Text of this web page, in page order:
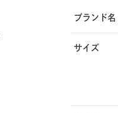
ブランド名
サイズ